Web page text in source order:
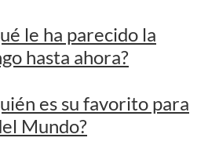
le ha parecido la
hasta ahora?
es su favorito para
Mundo?